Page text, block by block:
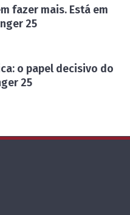
fazer mais. Está em
25
o papel decisivo do
25